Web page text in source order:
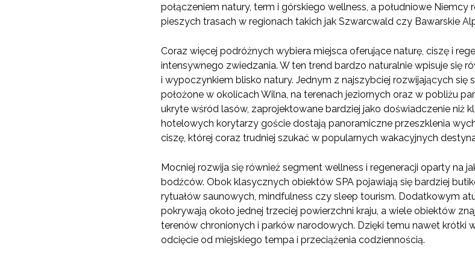
połączeniem natury, term i górskiego wellness, a południowe
pieszych trasach w regionach takich jak Szwarcwald czy Bawarskie
Coraz więcej podróżnych wybiera miejsca oferujące naturę, ciszę i
intensywnego zwiedzania. W ten trend bardzo naturalnie wpisuje się
i wypoczynkiem blisko natury. Jednym z najszybciej rozwijających się
położone w okolicach Wilna, na terenach jeziornych oraz w pobliżu
ukryte wśród lasów, zaprojektowane bardziej jako doświadczenie niż
hotelowych korytarzy goście dostają panoramiczne przeszklenia
ciszę, której coraz trudniej szukać w popularnych wakacyjnych
Mocniej rozwija się również segment wellness i regeneracji oparty na
bodźców. Obok klasycznych obiektów SPA pojawiają się bardziej
rytuałów saunowych, mindfulness czy sleep tourism. Dodatkowym
pokrywają około jednej trzeciej powierzchni kraju, a wiele obiektów
terenów chronionych i parków narodowych. Dzięki temu nawet
odcięcie od miejskiego tempa i przeciążenia codziennością.